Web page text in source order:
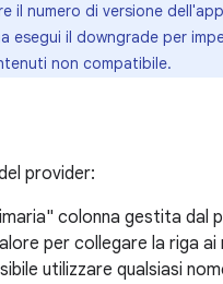
il numero di versione
il downgrade per
non compatibile.
provider:
colonna gestita dal
per collegare la riga
utilizzare qualsiasi